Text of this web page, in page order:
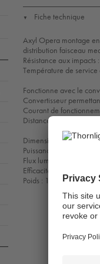
▼ Fiche technique
Axyl Opera montage
distribution faisceau
Résistance aux
Température de
Fonctionne avec le
Convertisseur
Courant de
Distance maximale de
Dimensions : 135 x 135
Puissance du luminaire:
Flux lumineux du
Efficacité lumineuse du
Poids : 1,41 kg